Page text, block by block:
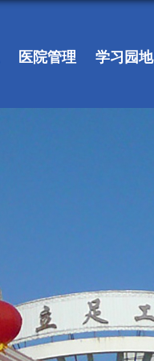
医院管理 学习园地